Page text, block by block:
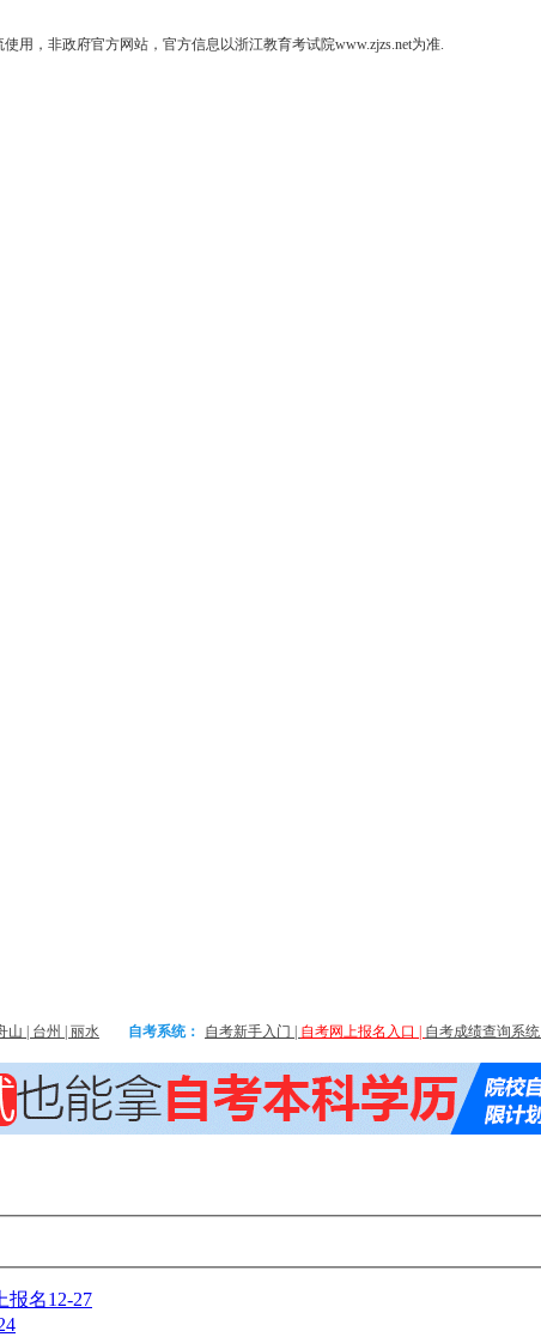
用，非政府官方网站，官方信息以浙江教育考试院www.zjzs.net为准.
山 台州 丽水 自考系统： 自考新手入门 自考网上报名入口 自考成绩查询系统
报名12-27